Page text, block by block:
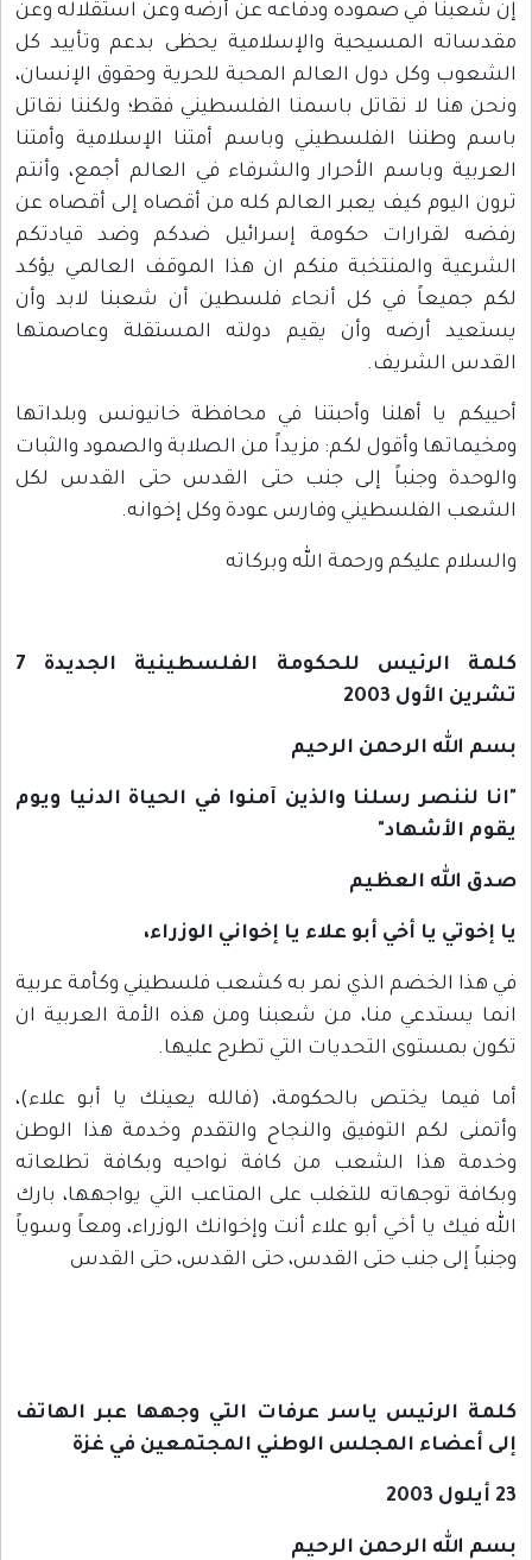
إن شعبنا في صموده ودفاعه عن أرضه وعن استقلاله وعن
مقدساته المسيحية والإسلامية يحظى بدعم وتأييد كل
الشعوب وكل دول العالم المحبة للحرية وحقوق الإنسان،
ونحن هنا لا نقاتل باسمنا الفلسطيني فقط؛ ولكننا نقاتل
باسم وطننا الفلسطيني وباسم أمتنا الإسلامية وأمتنا
العربية وباسم الأحرار والشرفاء في العالم أجمع، وأنتم
ترون اليوم كيف يعبر العالم كله من أقصاه إلى أقصاه عن
رفضه لقرارات حكومة إسرائيل ضدكم وضد قيادتكم
الشرعية والمنتخبة منكم ان هذا الموقف العالمي يؤكد
لكم جميعاً في كل أنحاء فلسطين أن شعبنا لابد وأن
يستعيد أرضه وأن يقيم دولته المستقلة وعاصمتها
القدس الشريف.
أحييكم يا أهلنا وأحبتنا في محافظة خانيونس وبلداتها
ومخيماتها وأقول لكم: مزيداً من الصلابة والصمود والثبات
والوحدة وجنباً إلى جنب حتى القدس حتى القدس لكل
الشعب الفلسطيني وفارس عودة وكل إخوانه.
والسلام عليكم ورحمة الله وبركاته
كلمة الرئيس للحكومة الفلسطينية الجديدة 7
تشرين الأول 2003
بسم الله الرحمن الرحيم
"انا لننصر رسلنا والذين آمنوا في الحياة الدنيا ويوم
يقوم الأشهاد"
صدق الله العظيم
يا إخوتي يا أخي أبو علاء يا إخواني الوزراء،
في هذا الخضم الذي نمر به كشعب فلسطيني وكأمة عربية
انما يستدعي منا، من شعبنا ومن هذه الأمة العربية ان
تكون بمستوى التحديات التي تطرح عليها.
أما فيما يختص بالحكومة، (فالله يعينك يا أبو علاء)،
وأتمنى لكم التوفيق والنجاح والتقدم وخدمة هذا الوطن
وخدمة هذا الشعب من كافة نواحيه وبكافة تطلعاته
وبكافة توجهاته للتغلب على المتاعب التي يواجهها، بارك
الله فيك يا أخي أبو علاء أنت وإخوانك الوزراء، ومعاً وسوياً
وجنباً إلى جنب حتى القدس، حتى القدس، حتى القدس
كلمة الرئيس ياسر عرفات التي وجهها عبر الهاتف
إلى أعضاء المجلس الوطني المجتمعين في غزة
23 أيلول 2003
بسم الله الرحمن الرحيم